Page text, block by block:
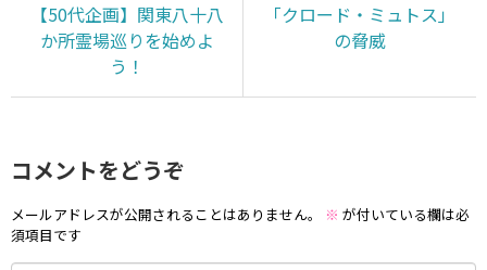
【50代企画】関東八十八
か所霊場巡りを始めよ
う！
「クロード・ミュトス」
の脅威
コメントをどうぞ
メールアドレスが公開されることはありません。 ※ が付いている欄は必
須項目です